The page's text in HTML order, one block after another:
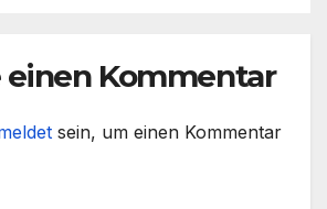
einen Kommentar
sein, um einen Kommentar